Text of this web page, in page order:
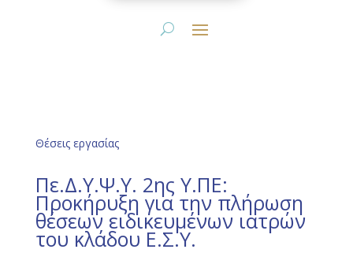
Θέσεις εργασίας
Πε.Δ.Υ.Ψ.Υ. 2ης Υ.ΠΕ:
Προκήρυξη για την πλήρωση
θέσεων ειδικευμένων ιατρών
του κλάδου Ε.Σ.Υ.